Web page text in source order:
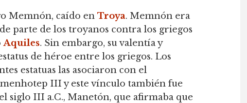
Memnón, caído en Troya. Memnón era
parte de los troyanos contra los griegos
Aquiles. Sin embargo, su valentía y
de héroe entre los griegos. Los
estatuas las asociaron con el
III y este vínculo también fue
siglo III a.C., Manetón, que afirmaba que